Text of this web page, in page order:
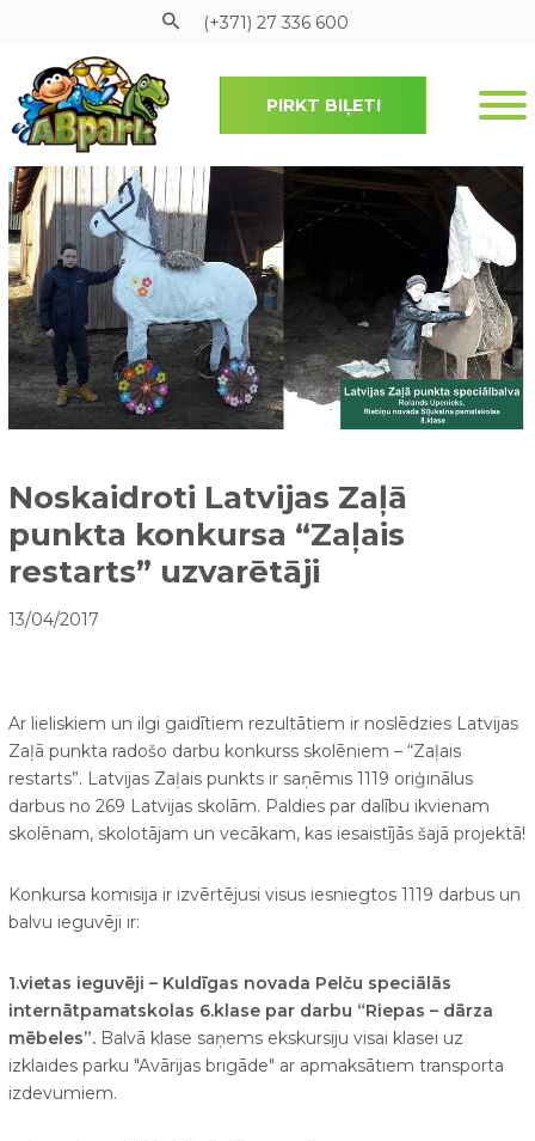
Pāriet uz galveno saturu
(+371) 27 336 600
PIRKT BIĻETI
Noskaidroti Latvijas Zaļā
punkta konkursa “Zaļais
restarts” uzvarētāji
13/04/2017
Ar lieliskiem un ilgi gaidītiem rezultātiem ir noslēdzies Latvijas
Zaļā punkta radošo darbu konkurss skolēniem – “Zaļais
restarts”. Latvijas Zaļais punkts ir saņēmis 1119 oriģinālus
darbus no 269 Latvijas skolām. Paldies par dalību ikvienam
skolēnam, skolotājam un vecākam, kas iesaistījās šajā projektā!
Konkursa komisija ir izvērtējusi visus iesniegtos 1119 darbus un
balvu ieguvēji ir:
1.vietas ieguvēji – Kuldīgas novada Pelču speciālās
internātpamatskolas 6.klase par darbu “Riepas – dārza
mēbeles”.Balvā klase saņems ekskursiju visai klasei uz
izklaides parku "Avārijas brigāde" ar apmaksātiem transporta
izdevumiem.